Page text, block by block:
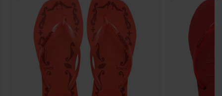
Silhouette a infradito con suola a doppio strato: profilo
compatto ma leggermente rialzato, dal look morbido e
contemporaneo.
Tonalità butter yellow, verde e coffee: cromie piene ma
raffinate, pensate per dialogare con pelle abbronzata, denim,
lino e neutri urbani.
Dettaglio nodo sulle fascette imbottite e logo havaianas in
silicone: firma discreta ma riconoscibile, che rende l’infradito
immediatamente riconoscibile.
Comfort e vestibilità